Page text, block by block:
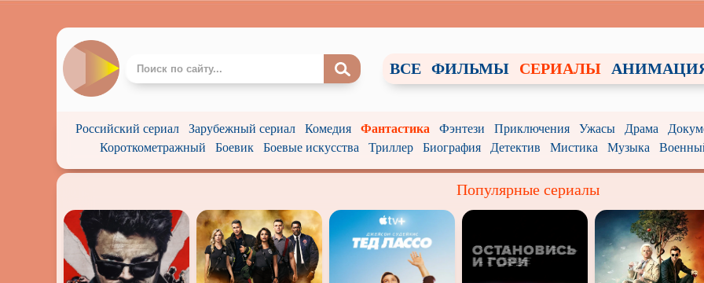
ВСЕ ФИЛЬМЫ СЕРИАЛЫ
Российский сериал Зарубежный сериал Комедия Фантастика Фэнтези Приключения Ужасы Драма
Короткометражный
Боевик Боевые искусства Триллер Биография Детектив Мистика Музыка
Популярные сериалы